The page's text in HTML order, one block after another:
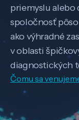
priemyslu alebo
spoločnosť
ako výhradné
v oblasti
diagnostických
Čomu sa